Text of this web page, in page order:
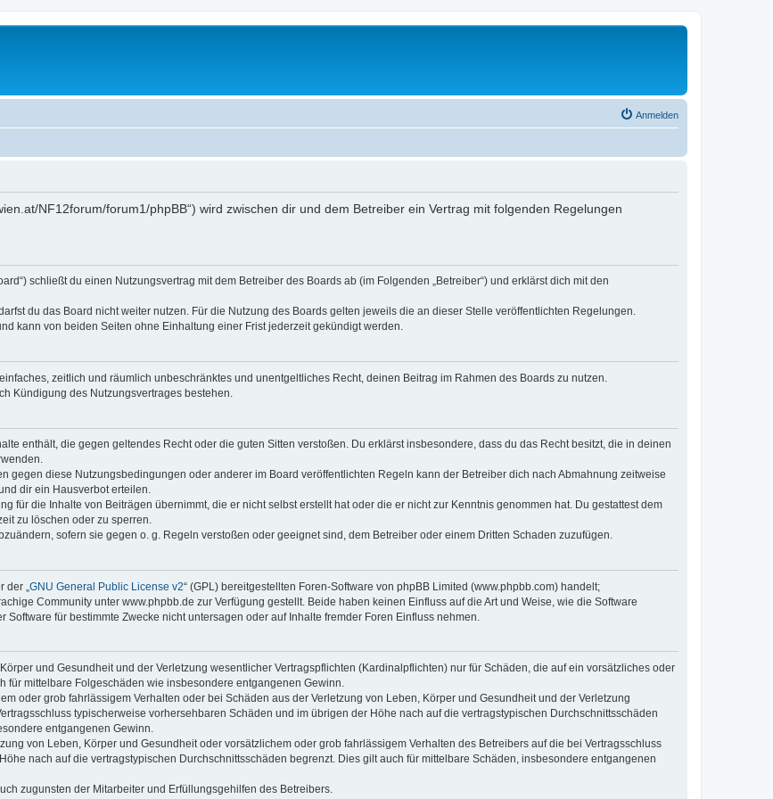
Anmelden
NF12forum/forum1/phpBB“) wird zwischen dir und dem Betreiber ein Vertrag mit folgenden Regelungen
schließt du einen Nutzungsvertrag mit dem Betreiber des Boards ab (im Folgenden „Betreiber“) und erklärst dich mit den
du das Board nicht weiter nutzen. Für die Nutzung des Boards gelten jeweils die an dieser Stelle veröffentlichten Regelungen.
kann von beiden Seiten ohne Einhaltung einer Frist jederzeit gekündigt werden.
zeitlich und räumlich unbeschränktes und unentgeltliches Recht, deinen Beitrag im Rahmen des Boards zu nutzen.
Kündigung des Nutzungsvertrages bestehen.
enthält, die gegen geltendes Recht oder die guten Sitten verstoßen. Du erklärst insbesondere, dass du das Recht besitzt, die in deinen
gegen diese Nutzungsbedingungen oder anderer im Board veröffentlichten Regeln kann der Betreiber dich nach Abmahnung zeitweise
dir ein Hausverbot erteilen.
für die Inhalte von Beiträgen übernimmt, die er nicht selbst erstellt hat oder die er nicht zur Kenntnis genommen hat. Du gestattest dem
zu löschen oder zu sperren.
sofern sie gegen o. g. Regeln verstoßen oder geeignet sind, dem Betreiber oder einem Dritten Schaden zuzufügen.
„ GNU General Public License v2“ (GPL) bereitgestellten Foren-Software von phpBB Limited (www.phpbb.com) handelt;
Community unter www.phpbb.de zur Verfügung gestellt. Beide haben keinen Einfluss auf die Art und Weise, wie die Software
für bestimmte Zwecke nicht untersagen oder auf Inhalte fremder Foren Einfluss nehmen.
und Gesundheit und der Verletzung wesentlicher Vertragspflichten (Kardinalpflichten) nur für Schäden, die auf ein vorsätzliches oder
für mittelbare Folgeschäden wie insbesondere entgangenen Gewinn.
oder grob fahrlässigem Verhalten oder bei Schäden aus der Verletzung von Leben, Körper und Gesundheit und der Verletzung
typischerweise vorhersehbaren Schäden und im übrigen der Höhe nach auf die vertragstypischen Durchschnittsschäden
entgangenen Gewinn.
von Leben, Körper und Gesundheit oder vorsätzlichem oder grob fahrlässigem Verhalten des Betreibers auf die bei Vertragsschluss
nach auf die vertragstypischen Durchschnittsschäden begrenzt. Dies gilt auch für mittelbare Schäden, insbesondere entgangenen
zugunsten der Mitarbeiter und Erfüllungsgehilfen des Betreibers.